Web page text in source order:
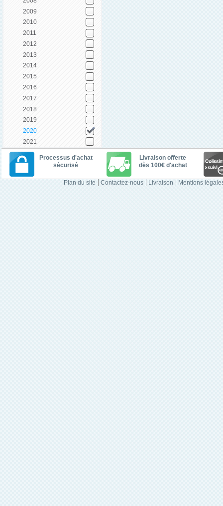
2009
2010
2011
2012
2013
2014
2015
2016
2017
2018
2019
2020
2021
Processus d'achat
sécurisé
Livraison offerte
dès 100€ d'achat
Plan du site Contactez-nous Livraison Mentions